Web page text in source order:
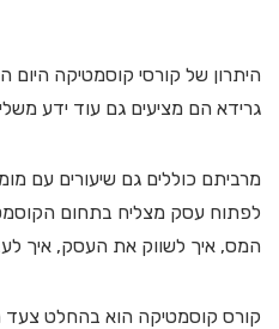
היתרון של קורסי קוסמטיקה היום
גרידא הם מציעים גם עוד ידע
מרביתם כוללים גם שיעורים עם
לפתוח עסק מצליח בתחום
המס, איך לשווק את העסק, איך
קורס קוסמטיקה הוא בהחלט צעד